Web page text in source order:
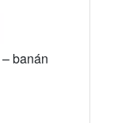
banán